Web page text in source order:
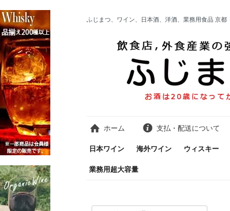
ふじまつ、ワイン、日本酒、洋酒、業務用食品 京都
ホーム 支払・配送について
日本ワイン 海外ワイン ウィスキー
業務用超大容量